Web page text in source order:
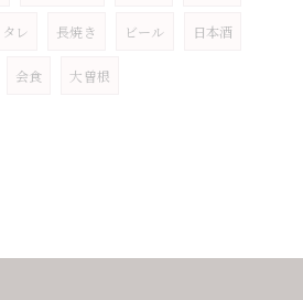
タレ 長焼き ビール 日本酒
会食 大曽根